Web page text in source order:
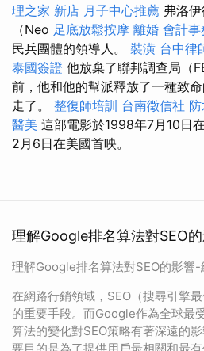
理之家 新店 月子中心推薦 弗洛
（Neo 足底放鬆按摩 離婚 會計事
民兵團體的領導人。 裝潢 台中律
泰國簽證 他放棄了聯邦調查局（
前，他和他的幫派釋放了一種致
走了。 整復師培訓 台南徵信社
醫美 這部電影於1998年7月10日
2月6日在美國首映。
理解Google排名算法對SEO
理解Google排名算法對SEO的影響-
在網路行銷領域，SEO（搜尋引擎
的重要手段。而Google作為全球最
算法的變化對SEO策略有著深遠的